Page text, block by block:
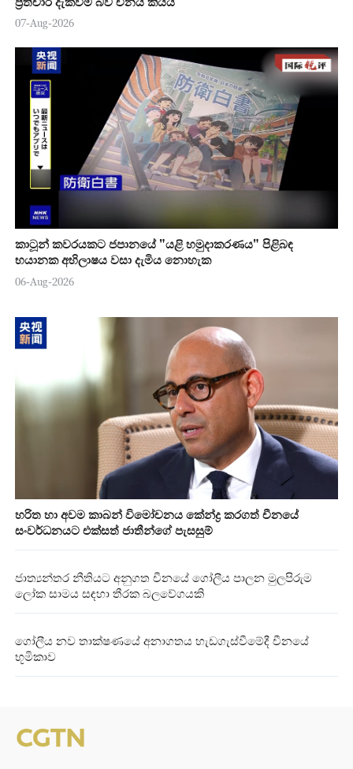
07-Aug-2026
කාටූන් කවරයකට ජපානයේ "යළි හමුදාකරණය" පිළිබඳ
භයානක අභිලාෂය වසා දැමිය නොහැක
06-Aug-2026
හරිත හා අවම කාබන් විමෝචනය කේන්ද්‍ර කරගත් චීනයේ
සංවර්ධනයට එක්සත් ජාතීන්ගේ පැසසුම්
ජාත්‍යන්තර නීතියට අනුගත චීනයේ ගෝලීය පාලන මුලපිරුම
ලෝක සාමය සඳහා තීරක බලවේගයකි
ගෝලීය නව තාක්ෂණයේ අනාගතය හැඩගැස්වීමේදී චීනයේ
භූමිකාව